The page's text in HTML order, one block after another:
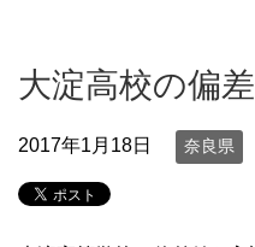
大淀高校の偏
2017年1月18日 奈良県